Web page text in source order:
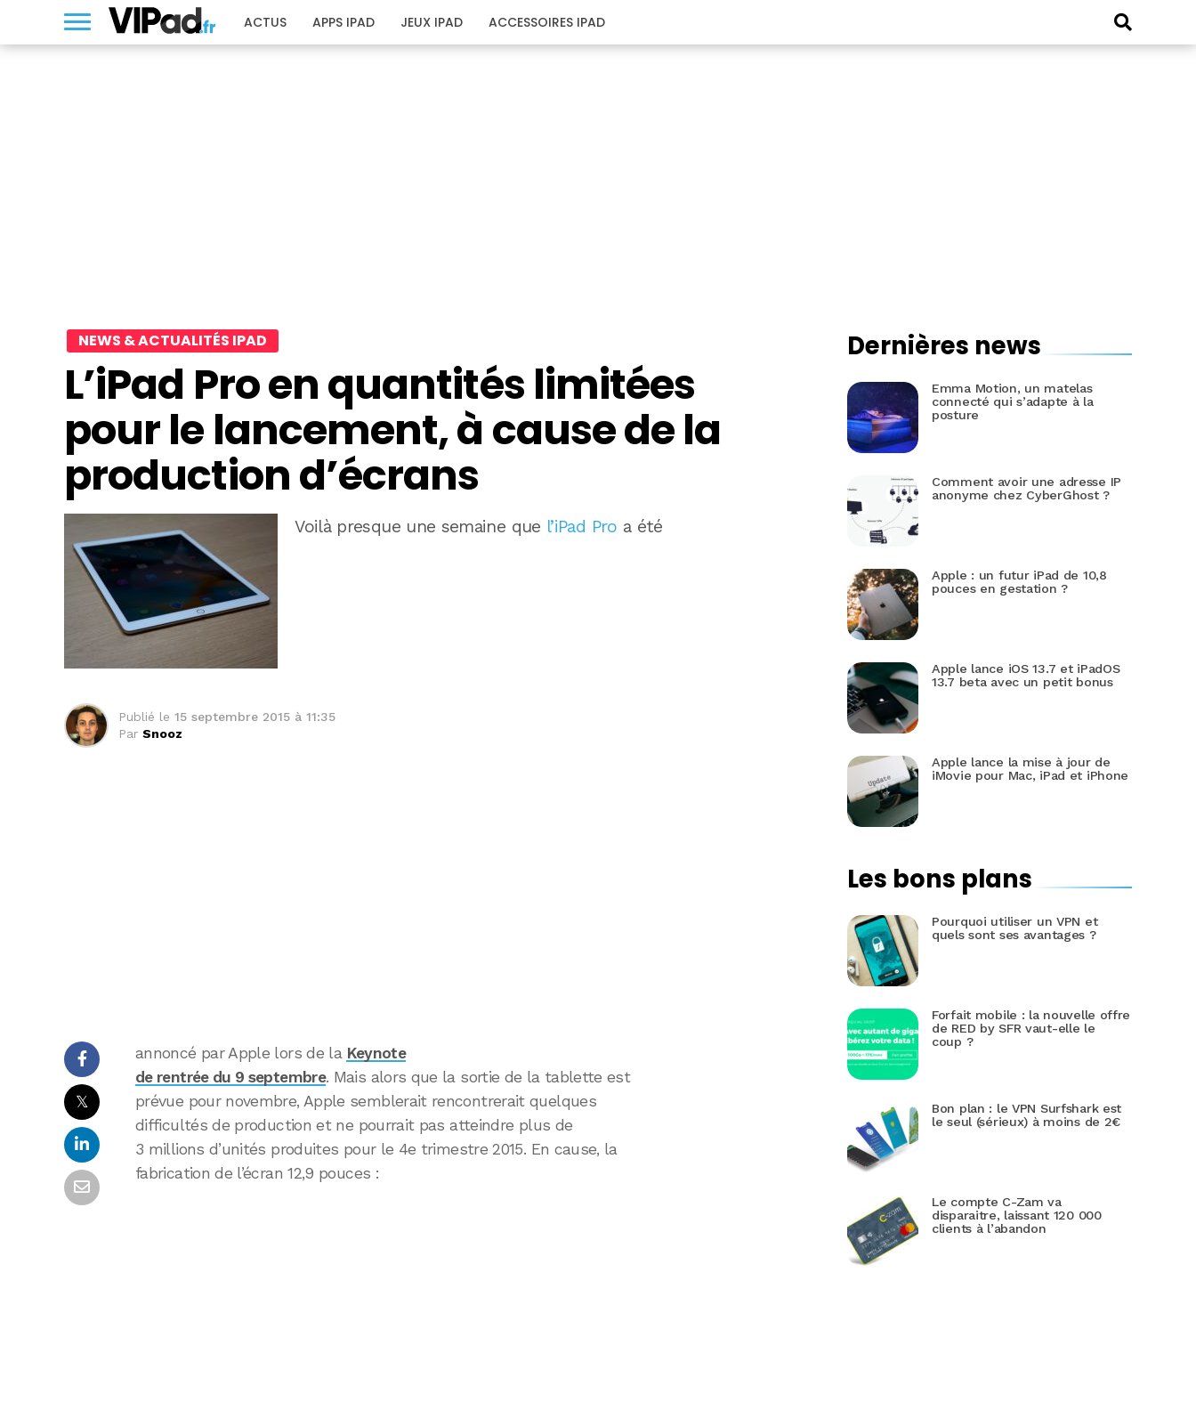
ACTUS APPS IPAD JEUX IPAD ACCESSOIRES IPAD
NEWS & ACTUALITÉS IPAD
L’iPad Pro en quantités limitées
pour le lancement, à cause de la
production d’écrans
Voilà presque une semaine que l’iPad Pro a été
Publié le 15 septembre 2015 à 11:35
Par Snooz
𝕏
annoncé par Apple lors de la Keynote
de rentrée du 9 septembre. Mais alors que la sortie de la tablette est
prévue pour novembre, Apple semblerait rencontrerait quelques
difficultés de production et ne pourrait pas atteindre plus de
3 millions d’unités produites pour le 4e trimestre 2015. En cause, la
fabrication de l’écran 12,9 pouces :
Dernières news
Emma Motion, un matelas
connecté qui s’adapte à la
posture
Comment avoir une adresse IP
anonyme chez CyberGhost ?
Apple : un futur iPad de 10,8
pouces en gestation ?
Apple lance iOS 13.7 et iPadOS
13.7 beta avec un petit bonus
Apple lance la mise à jour de
iMovie pour Mac, iPad et iPhone
Les bons plans
Pourquoi utiliser un VPN et
quels sont ses avantages ?
Forfait mobile : la nouvelle offre
de RED by SFR vaut-elle le
coup ?
Bon plan : le VPN Surfshark est
le seul (sérieux) à moins de 2€
Le compte C-Zam va
disparaitre, laissant 120 000
clients à l’abandon